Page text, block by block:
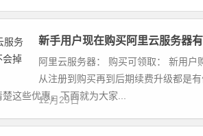
新手用户现在购买阿里云服务器
阿里云服务器： 购买可领取： 新用户
从注册到购买再到后期续费升级都是
这些优惠，下面就为大家...
12月29日